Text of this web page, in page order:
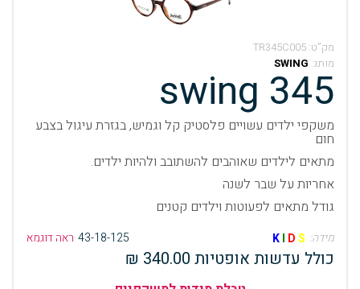
מק”ט: TR345C005
מותג: SWING
swing 345
משקפי ילדים עשויים פלסטיק קל וגמיש, בגזרת עיגול בצבע
חום
מתאים לילדים שאוהבים להשתובב ולהיות ילדים.
אחריות על שבר לשנה
גודל מתאים לפעוטות וילדים קטנים
מידה: KI DS
43-18-125 ראה דוגמא
כולל עדשות אופטיות 340.00 ₪